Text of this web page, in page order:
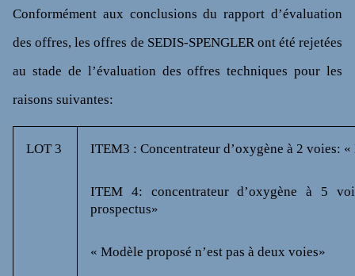
Conformément aux conclusions du rapport d’évaluation
des offres, les offres de SEDIS-SPENGLER ont été rejetées
au stade de l’évaluation des offres techniques pour les
raisons suivantes:
LOT 3 ITEM3 : Concentrateur d’oxygène à 2 voies:
ITEM 4: concentrateur d’oxygène à 5
prospectus»
« Modèle proposé n’est pas à deux voies»